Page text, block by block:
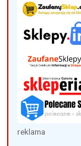
reklama